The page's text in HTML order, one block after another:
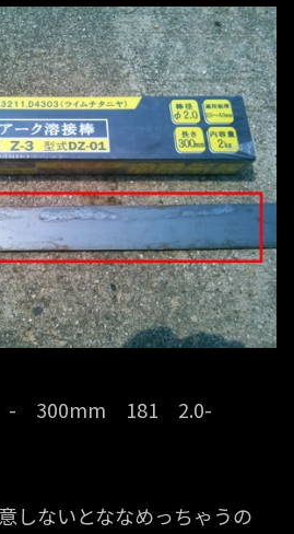
300mm 181 2.0-
しないとななめっちゃうの